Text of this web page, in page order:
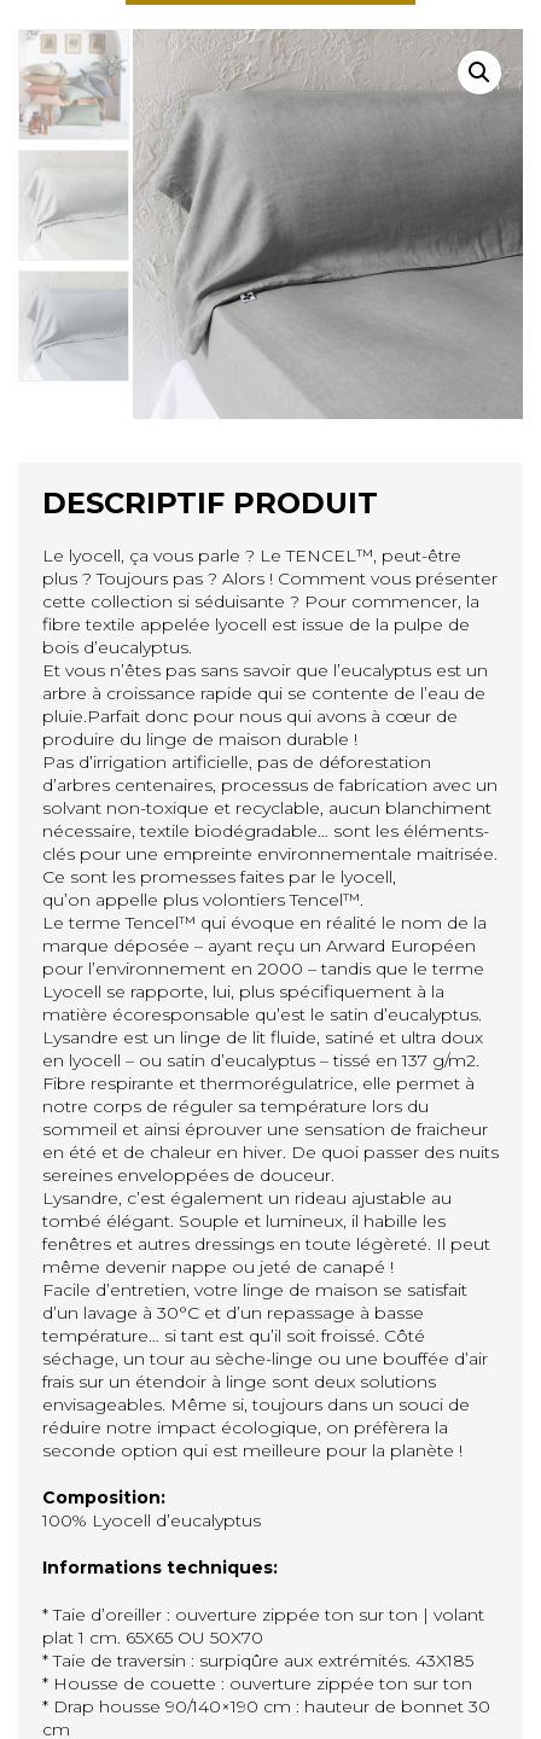
DESCRIPTIF PRODUIT
Le lyocell, ça vous parle ? Le TENCEL™️, peut-être
plus ? Toujours pas ? Alors ! Comment vous présenter
cette collection si séduisante ? Pour commencer, la
fibre textile appelée lyocell est issue de la pulpe de
bois d’eucalyptus.
Et vous n’êtes pas sans savoir que l’eucalyptus est un
arbre à croissance rapide qui se contente de l’eau de
pluie.Parfait donc pour nous qui avons à cœur de
produire du linge de maison durable !
Pas d’irrigation artificielle, pas de déforestation
d’arbres centenaires, processus de fabrication avec un
solvant non-toxique et recyclable, aucun blanchiment
nécessaire, textile biodégradable… sont les éléments-
clés pour une empreinte environnementale maitrisée.
Ce sont les promesses faites par le lyocell,
qu’on appelle plus volontiers Tencel™️.
Le terme Tencel™️ qui évoque en réalité le nom de la
marque déposée – ayant reçu un Arward Européen
pour l’environnement en 2000 – tandis que le terme
Lyocell se rapporte, lui, plus spécifiquement à la
matière écoresponsable qu’est le satin d’eucalyptus.
Lysandre est un linge de lit fluide, satiné et ultra doux
en lyocell – ou satin d’eucalyptus – tissé en 137 g/m2.
Fibre respirante et thermorégulatrice, elle permet à
notre corps de réguler sa température lors du
sommeil et ainsi éprouver une sensation de fraicheur
en été et de chaleur en hiver. De quoi passer des nuits
sereines enveloppées de douceur.
Lysandre, c’est également un rideau ajustable au
tombé élégant. Souple et lumineux, il habille les
fenêtres et autres dressings en toute légèreté. Il peut
même devenir nappe ou jeté de canapé !
Facile d’entretien, votre linge de maison se satisfait
d’un lavage à 30°C et d’un repassage à basse
température… si tant est qu’il soit froissé. Côté
séchage, un tour au sèche-linge ou une bouffée d’air
frais sur un étendoir à linge sont deux solutions
envisageables. Même si, toujours dans un souci de
réduire notre impact écologique, on préfèrera la
seconde option qui est meilleure pour la planète !
Composition:
100% Lyocell d’eucalyptus
Informations techniques:
* Taie d’oreiller : ouverture zippée ton sur ton | volant
plat 1 cm. 65X65 OU 50X70
* Taie de traversin : surpiqûre aux extrémités. 43X185
* Housse de couette : ouverture zippée ton sur ton
* Drap housse 90/140×190 cm : hauteur de bonnet 30
cm